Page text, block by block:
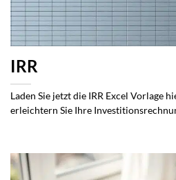
IRR
Laden Sie jetzt die IRR Excel Vorlage
erleichtern Sie Ihre